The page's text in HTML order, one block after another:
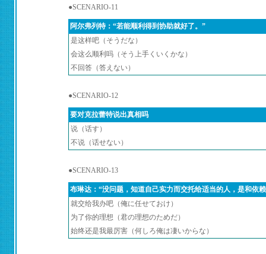
●SCENARIO-11
阿尔弗列特：“若能顺利得到协助就好了。”
是这样吧（そうだな）
会这么顺利吗（そう上手くいくかな）
不回答（答えない）
●SCENARIO-12
要对克拉蕾特说出真相吗
说（话す）
不说（话せない）
●SCENARIO-13
布琳达：“没问题，知道自己实力而交托给适当的人，是和依
就交给我办吧（俺に任せておけ）
为了你的理想（君の理想のためだ）
始终还是我最厉害（何しろ俺は凄いからな）